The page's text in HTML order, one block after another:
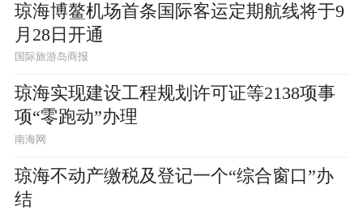
琼海博鳌机场首条国际客运定期航线将于9
月28日开通
国际旅游岛商报
琼海实现建设工程规划许可证等2138项事
项“零跑动”办理
南海网
琼海不动产缴税及登记一个“综合窗口”办
结